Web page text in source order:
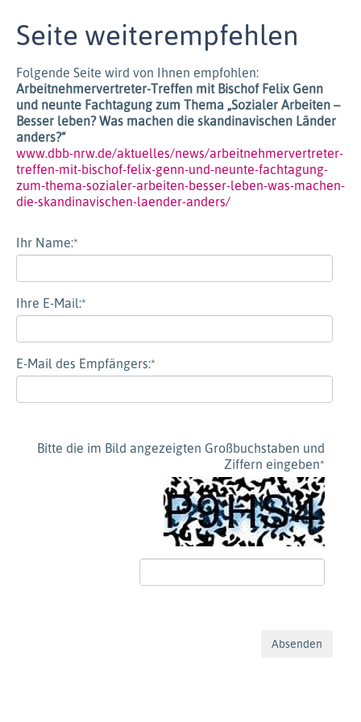
Seite weiterempfehlen
Folgende Seite wird von Ihnen empfohlen:
Arbeitnehmervertreter-Treffen mit Bischof Felix Genn
und neunte Fachtagung zum Thema „Sozialer Arbeiten –
Besser leben? Was machen die skandinavischen Länder
anders?“
www.dbb-nrw.de/aktuelles/news/arbeitnehmervertreter-
treffen-mit-bischof-felix-genn-und-neunte-fachtagung-
zum-thema-sozialer-arbeiten-besser-leben-was-machen-
die-skandinavischen-laender-anders/
Ihr Name:*
Ihre E-Mail:*
E-Mail des Empfängers:*
Bitte die im Bild angezeigten Großbuchstaben und
Ziffern eingeben*
Absenden